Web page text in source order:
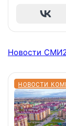
Новости
НОВОСТИ